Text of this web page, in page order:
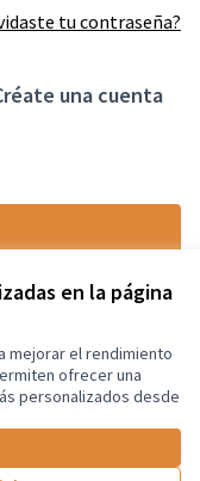
en la página
mejorar el rendimiento
ofrecer una
personalizados desde
tu contraseña?
una cuenta